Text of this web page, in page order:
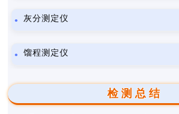
灰分测定仪
馏程测定仪
检测总结